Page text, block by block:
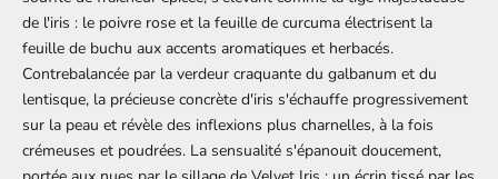
de l'iris : le poivre rose et la feuille de curcuma électrisent la
feuille de buchu aux accents aromatiques et herbacés.
Contrebalancée par la verdeur craquante du galbanum et du
lentisque, la précieuse concrète d'iris s'échauffe progressivement
sur la peau et révèle des inflexions plus charnelles, à la fois
crémeuses et poudrées. La sensualité s'épanouit doucement,